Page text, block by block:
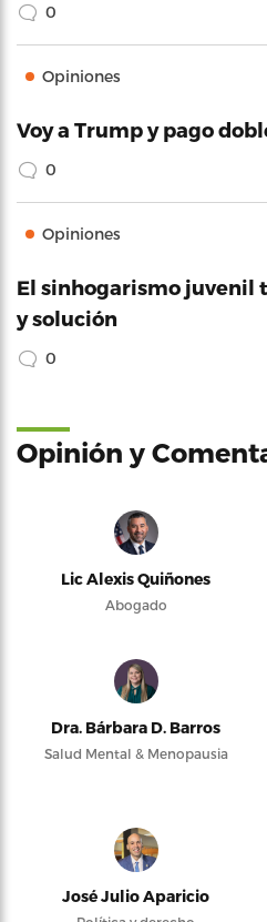
0
Opiniones
Voy a Trump y pago
0
Opiniones
El sinhogarismo juvenil
y solución
0
Opinión y
Lic Alexis Quiñones
Abogado
Dra. Bárbara D. Barros
Salud Mental & Menopausia
José Julio Aparicio